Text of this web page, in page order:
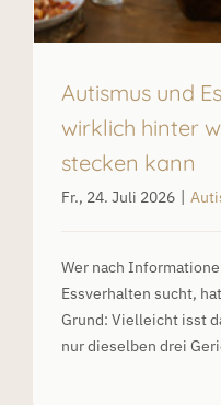
Autismus und
wirklich hinter
stecken kann
Fr., 24. Juli 2026
Wer nach
Essverhalten sucht,
Grund: Vielleicht isst
nur dieselben drei